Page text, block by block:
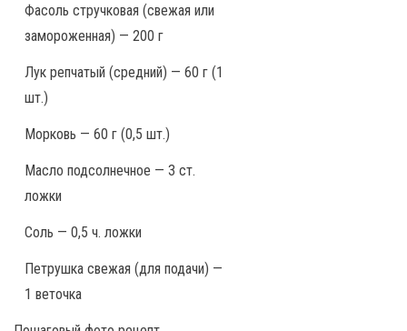
Фасоль стручковая (свежая или
замороженная) — 200 г
Лук репчатый (средний) — 60 г (1
шт.)
Морковь — 60 г (0,5 шт.)
Масло подсолнечное — 3 ст.
ложки
Соль — 0,5 ч. ложки
Петрушка свежая (для подачи) —
1 веточка